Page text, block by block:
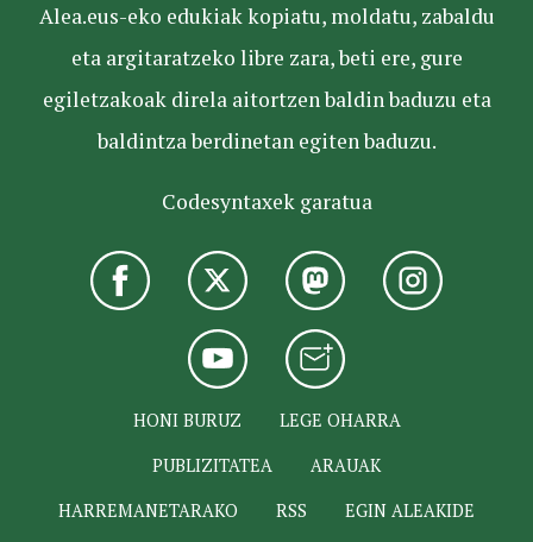
Alea.eus-eko edukiak kopiatu, moldatu, zabaldu
eta argitaratzeko libre zara, beti ere, gure
egiletzakoak direla aitortzen baldin baduzu eta
baldintza berdinetan egiten baduzu.
Codesyntaxek garatua
HONI BURUZ
LEGE OHARRA
PUBLIZITATEA
ARAUAK
HARREMANETARAKO
RSS EGIN ALEAKIDE